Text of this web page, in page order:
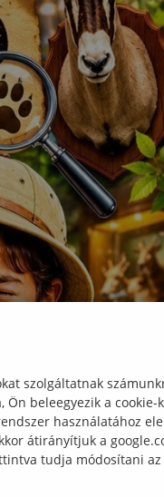
szolgáltatnak
beleegyezik a cookie-
használatához
átirányítjuk a
tudja módosítani